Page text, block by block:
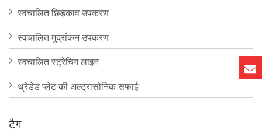
स्वचालित छिड़काव उपकरण
स्वचालित मुद्रांकन उपकरण
स्वचालित स्ट्रेचिंग लाइन
थ्रेडेड प्लेट की अल्ट्रासोनिक सफाई
टैग